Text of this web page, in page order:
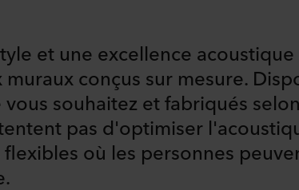
et une excellence
conçus sur mesure.
souhaitez et fabriqués
pas d'optimiser
où les personnes